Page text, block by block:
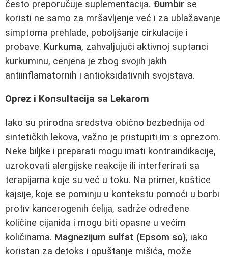
često preporučuje suplementacija. Đumbir se
koristi ne samo za mršavljenje već i za ublažavanje
simptoma prehlade, poboljšanje cirkulacije i
probave. Kurkuma, zahvaljujući aktivnoj suptanci
kurkuminu, cenjena je zbog svojih jakih
antiinflamatornih i antioksidativnih svojstava.
Oprez i Konsultacija sa Lekarom
Iako su prirodna sredstva obično bezbednija od
sintetičkih lekova, važno je pristupiti im s oprezom.
Neke biljke i preparati mogu imati kontraindikacije,
uzrokovati alergijske reakcije ili interferirati sa
terapijama koje su već u toku. Na primer, koštice
kajsije, koje se pominju u kontekstu pomoći u borbi
protiv kancerogenih ćelija, sadrže određene
količine cijanida i mogu biti opasne u većim
količinama. Magnezijum sulfat (Epsom so), iako
koristan za detoks i opuštanje mišića, može